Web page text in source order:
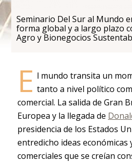
Seminario Del Sur al Mundo
forma global y a largo plazo
Agro y Bionegocios
E l mundo transita un
tanto a nivel político
comercial. La salida de Gran
Europea y la llegada de
presidencia de los Estados
entredicho ideas económicas
comerciales que se creían